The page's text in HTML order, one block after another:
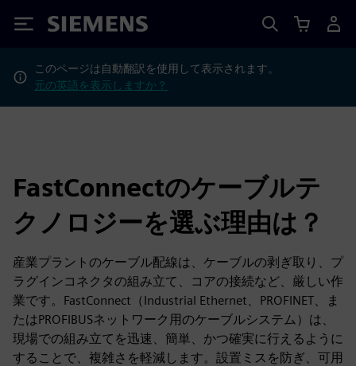
Siemens
このページは自動翻訳を使用して表示されます。
元の英語を表示しますか？
FastConnectのケーブルテ
クノロジーを選ぶ理由は？
産業プラントのケーブル配線は、ケーブルの剥ぎ取り、プ
ラグインコネクタの組み立て、コアの接続など、厳しい作
業です。FastConnect（Industrial Ethernet、PROFINET、ま
たはPROFIBUSネットワーク用のケーブルシステム）は、
現場での組み立てを迅速、簡単、かつ確実に行えるように
することで、複雑さを軽減します。設置ミスを防ぎ、可用